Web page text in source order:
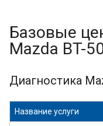
Базовые
Mazda BT-
Диагностика
Название услуги